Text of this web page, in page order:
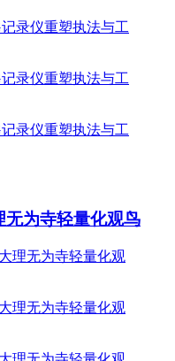
无为寺轻量化观鸟